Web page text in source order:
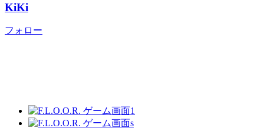
KiKi
フォロー